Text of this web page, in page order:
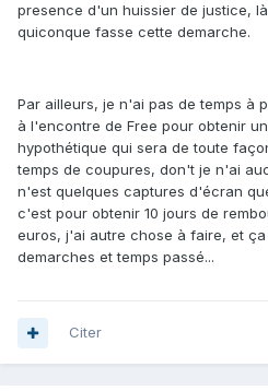
presence d'un huissier de justice,
quiconque fasse cette demarche.
Par ailleurs, je n'ai pas de temps à
à l'encontre de Free pour obtenir
hypothétique qui sera de toute
temps de coupures, don't je n'ai
n'est quelques captures d'écran
c'est pour obtenir 10 jours de
euros, j'ai autre chose à faire, et
demarches et temps passé...
Citer